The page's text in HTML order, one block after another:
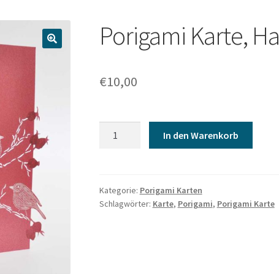
Porigami Karte,
€10,00
In den Warenkorb
Kategorie: Porigami Karten
Schlagwörter: Karte, Porigami, Porigami Karte